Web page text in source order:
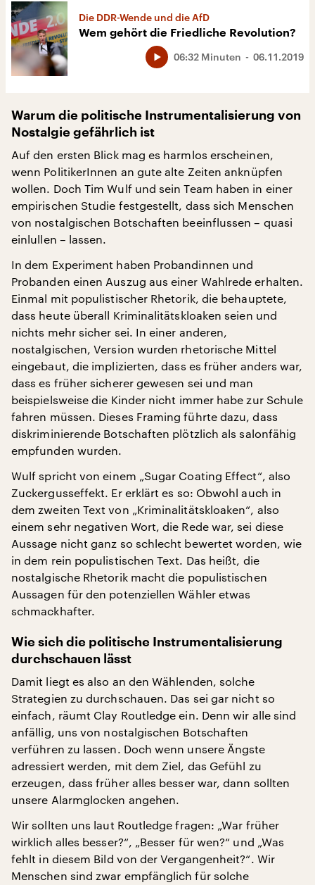
Die DDR-Wende und die AfD
Wem gehört die Friedliche Revolution?
06.11.2019
06:32 Minuten
Warum die politische Instrumentalisierung von
Nostalgie gefährlich ist
Auf den ersten Blick mag es harmlos erscheinen,
wenn PolitikerInnen an gute alte Zeiten anknüpfen
wollen. Doch Tim Wulf und sein Team haben in einer
empirischen Studie festgestellt, dass sich Menschen
von nostalgischen Botschaften beeinflussen – quasi
einlullen – lassen.
In dem Experiment haben Probandinnen und
Probanden einen Auszug aus einer Wahlrede erhalten.
Einmal mit populistischer Rhetorik, die behauptete,
dass heute überall Kriminalitätskloaken seien und
nichts mehr sicher sei. In einer anderen,
nostalgischen, Version wurden rhetorische Mittel
eingebaut, die implizierten, dass es früher anders war,
dass es früher sicherer gewesen sei und man
beispielsweise die Kinder nicht immer habe zur Schule
fahren müssen. Dieses Framing führte dazu, dass
diskriminierende Botschaften plötzlich als salonfähig
empfunden wurden.
Wulf spricht von einem „Sugar Coating Effect“, also
Zuckergusseffekt. Er erklärt es so: Obwohl auch in
dem zweiten Text von „Kriminalitätskloaken“, also
einem sehr negativen Wort, die Rede war, sei diese
Aussage nicht ganz so schlecht bewertet worden, wie
in dem rein populistischen Text. Das heißt, die
nostalgische Rhetorik macht die populistischen
Aussagen für den potenziellen Wähler etwas
schmackhafter.
Wie sich die politische Instrumentalisierung
durchschauen lässt
Damit liegt es also an den Wählenden, solche
Strategien zu durchschauen. Das sei gar nicht so
einfach, räumt Clay Routledge ein. Denn wir alle sind
anfällig, uns von nostalgischen Botschaften
verführen zu lassen. Doch wenn unsere Ängste
adressiert werden, mit dem Ziel, das Gefühl zu
erzeugen, dass früher alles besser war, dann sollten
unsere Alarmglocken angehen.
Wir sollten uns laut Routledge fragen: „War früher
wirklich alles besser?“, „Besser für wen?“ und „Was
fehlt in diesem Bild von der Vergangenheit?“. Wir
Menschen sind zwar empfänglich für solche